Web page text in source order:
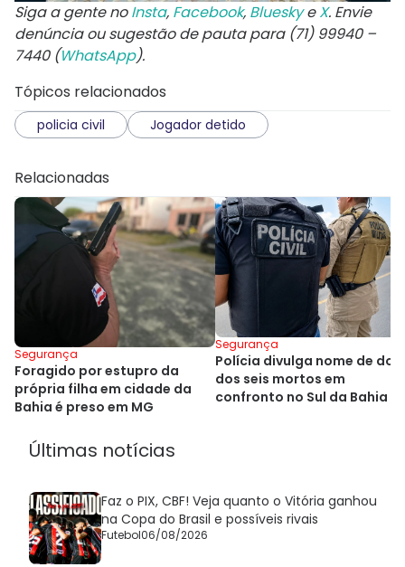
Siga a gente noInsta, Facebook, BlueskyeX. Envie
denúncia ou sugestão de pauta para (71) 99940 –
7440 (WhatsApp).
Tópicos relacionados
policia civil Jogador detido
Relacionadas
Segurança
Foragido por estupro da
própria filha em cidade da
Bahia é preso em MG
Segurança
Polícia divulga nome de dois
dos seis mortos em
confronto no Sul da Bahia
Últimas notícias
Faz o PIX, CBF! Veja quanto o Vitória ganhou
na Copa do Brasil e possíveis rivais
Futebol06/08/2026